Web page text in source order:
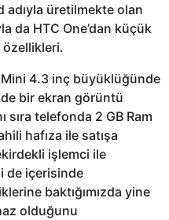
adıyla üretilmekte olan
da HTC One’dan küçük
özellikleri.
4.3 inç büyüklüğünde
bir ekran görüntü
sıra telefonda 2 GB Ram
hafıza ile satışa
işlemci ile
de içerisinde
baktığımızda yine
olduğunu